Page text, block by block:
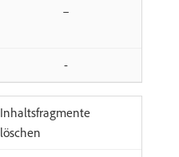
–
-
Inhaltsfragmente
löschen